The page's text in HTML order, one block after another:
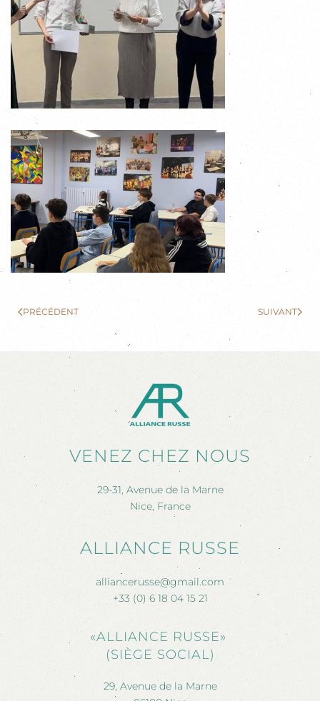
PRÉCÉDENT SUIVANT
VENEZ CHEZ NOUS
29-31, Avenue de la Marne
Nice, France
ALLIANCE RUSSE
alliancerusse@gmail.com
+33 (0) 6 18 04 15 21
«ALLIANCE RUSSE»
(SIÈGE SOCIAL)
29, Avenue de la Marne